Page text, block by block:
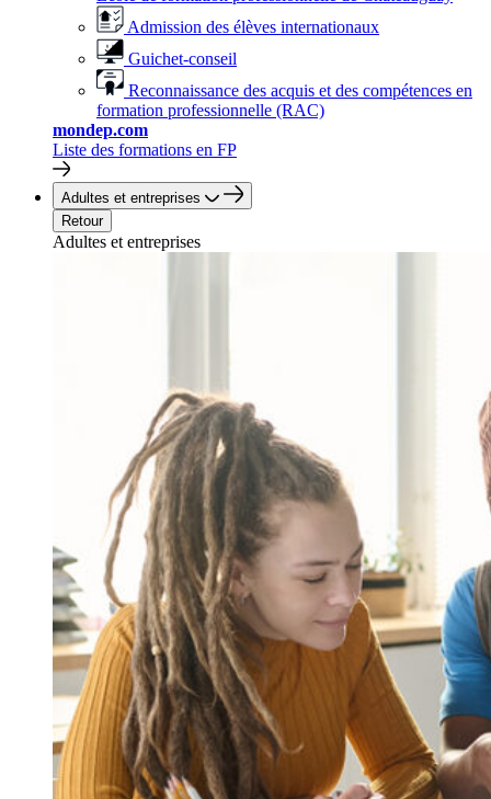
Admission des élèves internationaux
Guichet-conseil
Reconnaissance des acquis et des compétences en
formation professionnelle (RAC)
mondep.com
Liste des formations en FP
Adultes et entreprises
Retour
Adultes et entreprises